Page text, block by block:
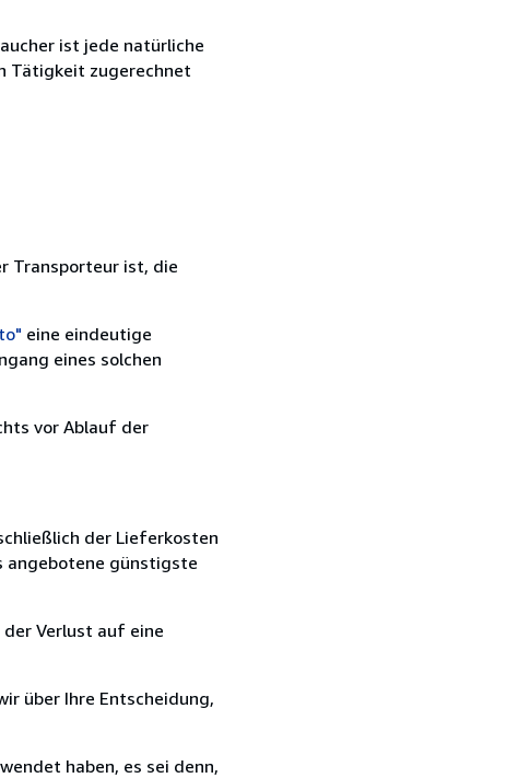
ist jede natürliche
Tätigkeit zugerechnet
Transporteur ist, die
eine eindeutige
eines solchen
vor Ablauf der
der Lieferkosten
angebotene günstigste
Verlust auf eine
über Ihre Entscheidung,
haben, es sei denn,